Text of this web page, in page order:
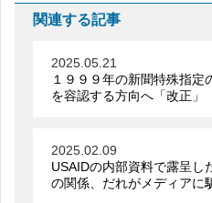
関連する記事
2025.05.21
１９９９年の新聞特殊指定
を容認する方向へ「改正」
2025.02.09
USAIDの内部資料で露呈し
の関係、だれがメディアに